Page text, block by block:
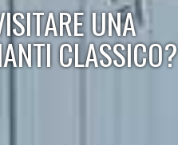
UNA
CLASSICO?